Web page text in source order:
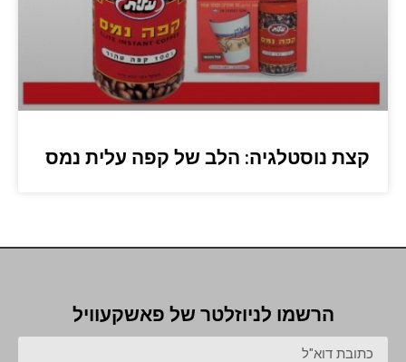
קצת נוסטלגיה: הלב של קפה עלית נמס
הרשמו לניוזלטר של פאשקעוויל